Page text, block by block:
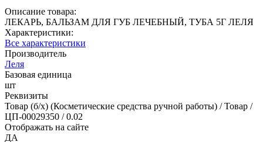
Описание товара:
ЛЕКАРЬ, БАЛЬЗАМ ДЛЯ ГУБ ЛЕЧЕБНЫЙ, ТУБА 5Г ЛЕЛЯ
Характеристики:
Все характеристики
Производитель
Леля
Базовая единица
шт
Реквизиты
Товар (б/х) (Косметические средства ручной работы) / Товар /
ЦП-00029350 / 0.02
Отображать на сайте
ДА